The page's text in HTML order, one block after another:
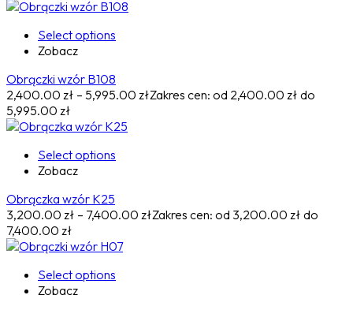
Select options
Zobacz
Obrączki wzór B108
2,400.00 zł – 5,995.00 złZakres cen: od 2,400.00 zł do
5,995.00 zł
Select options
Zobacz
Obrączka wzór K25
3,200.00 zł – 7,400.00 złZakres cen: od 3,200.00 zł do
7,400.00 zł
Select options
Zobacz